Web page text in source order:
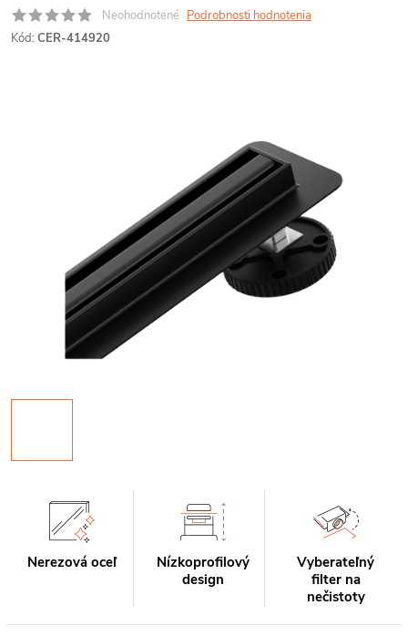
Neohodnotené Podrobnosti hodnotenia
Kód: CER-414920
Nerezová oceľ
Nízkoprofilový
design
Vyberateľný
filter na
nečistoty